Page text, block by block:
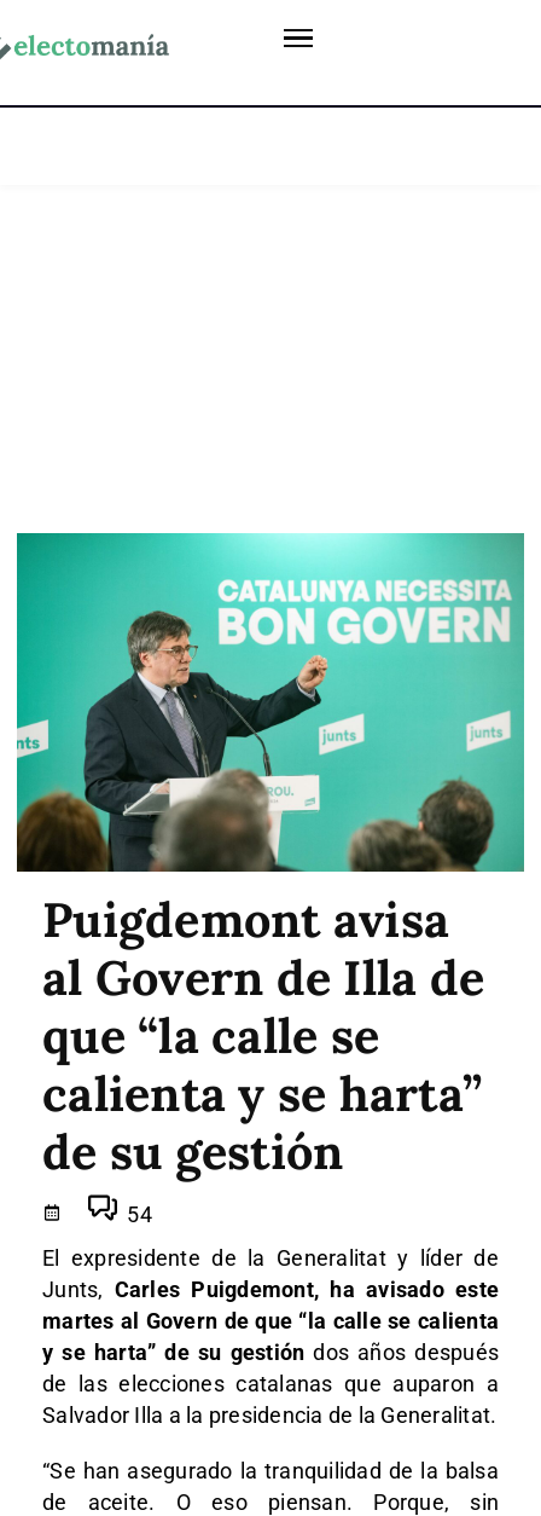
Puigdemont avisa
al Govern de Illa de
que “la calle se
calienta y se harta”
de su gestión
54
El expresidente de la Generalitat y líder de
Junts, Carles Puigdemont, ha avisado este
martes al Govern de que “la calle se calienta
y se harta” de su gestión dos años después
de las elecciones catalanas que auparon a
Salvador Illa a la presidencia de la Generalitat.
“Se han asegurado la tranquilidad de la balsa
de aceite. O eso piensan. Porque, sin